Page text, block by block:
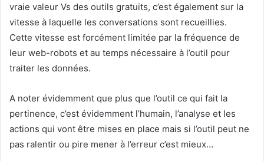
vraie valeur Vs des outils gratuits, c’est également sur la
vitesse à laquelle les conversations sont recueillies.
Cette vitesse est forcément limitée par la fréquence de
leur web-robots et au temps nécessaire à l’outil pour
traiter les données.
A noter évidemment que plus que l’outil ce qui fait la
pertinence, c’est évidemment l’humain, l’analyse et les
actions qui vont être mises en place mais si l’outil peut ne
pas ralentir ou pire mener à l’erreur c’est mieux…